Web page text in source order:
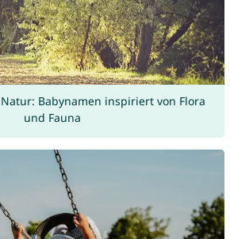
Babynamen inspiriert von Flora
und Fauna